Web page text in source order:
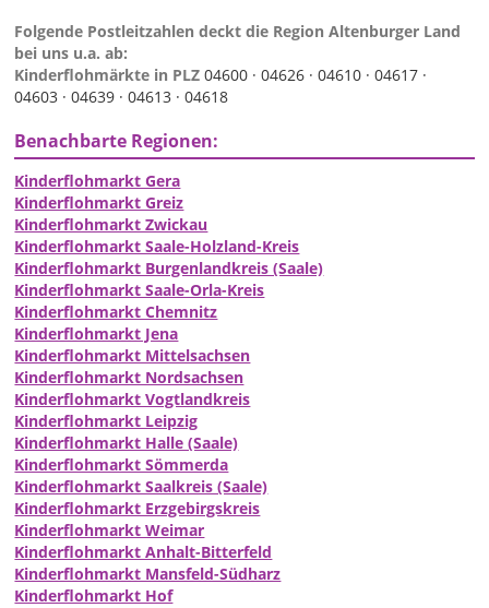
Folgende Postleitzahlen deckt die Region Altenburger Land
bei uns u.a. ab:
Kinderflohmärkte in PLZ04600 ·04626 ·04610 ·04617 ·
04603 ·04639 ·04613 ·04618
Benachbarte Regionen:
Kinderflohmarkt Gera
Kinderflohmarkt Greiz
Kinderflohmarkt Zwickau
Kinderflohmarkt Saale-Holzland-Kreis
Kinderflohmarkt Burgenlandkreis (Saale)
Kinderflohmarkt Saale-Orla-Kreis
Kinderflohmarkt Chemnitz
Kinderflohmarkt Jena
Kinderflohmarkt Mittelsachsen
Kinderflohmarkt Nordsachsen
Kinderflohmarkt Vogtlandkreis
Kinderflohmarkt Leipzig
Kinderflohmarkt Halle (Saale)
Kinderflohmarkt Sömmerda
Kinderflohmarkt Saalkreis (Saale)
Kinderflohmarkt Erzgebirgskreis
Kinderflohmarkt Weimar
Kinderflohmarkt Anhalt-Bitterfeld
Kinderflohmarkt Mansfeld-Südharz
Kinderflohmarkt Hof